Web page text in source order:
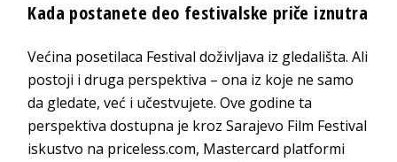
Kada postanete deo festivalske priče iznutra
Većina posetilaca Festival doživljava iz gledališta. Ali
postoji i druga perspektiva – ona iz koje ne samo
da gledate, već i učestvujete. Ove godine ta
perspektiva dostupna je kroz Sarajevo Film Festival
iskustvo na priceless.com, Mastercard platformi